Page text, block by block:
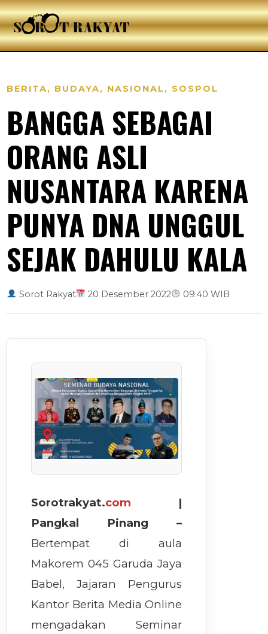
BERITA, BUDAYA, NASIONAL, SOSPOL
BANGGA SEBAGAI
ORANG ASLI
NUSANTARA KARENA
PUNYA DNA UNGGUL
SEJAK DAHULU KALA
Sorot Rakyat 20 Desember 2022 09:40 WIB
Sorotrakyat.com |
Pangkal Pinang –
Bertempat di aula
Makorem 045 Garuda Jaya
Babel, Jajaran Pengurus
Kantor Berita Media Online
mengadakan Seminar